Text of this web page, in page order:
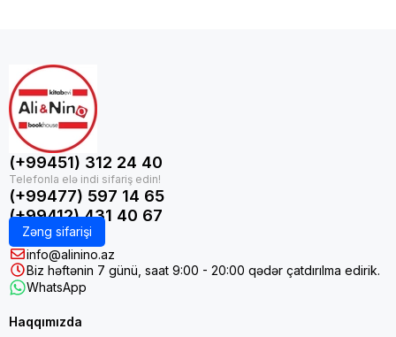
(+99451) 312 24 40
(+99477) 597 14 65
(+99412) 431 40 67
Zəng sifarişi
info@alinino.az
Biz həftənin 7 günü, saat 9:00 - 20:00 qədər çatdırılma edirik.
WhatsApp
Haqqımızda